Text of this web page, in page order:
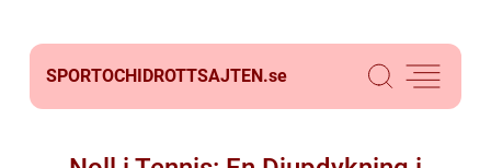
SPORTOCHIDROTTSAJTEN.se